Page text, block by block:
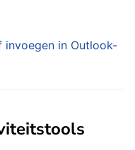
in Outlook-